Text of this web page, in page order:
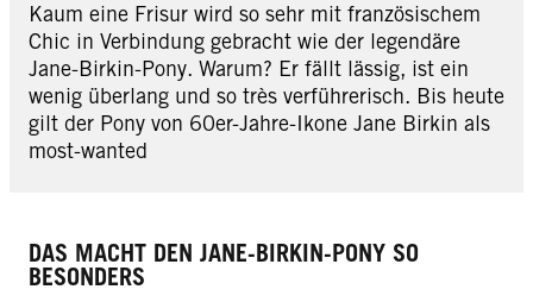
Kaum eine Frisur wird so sehr mit französischem
Chic in Verbindung gebracht wie der legendäre
Jane-Birkin-Pony. Warum? Er fällt lässig, ist ein
wenig überlang und so très verführerisch. Bis heute
gilt der Pony von 60er-Jahre-Ikone Jane Birkin als
most-wanted
DAS MACHT DEN JANE-BIRKIN-PONY SO
BESONDERS